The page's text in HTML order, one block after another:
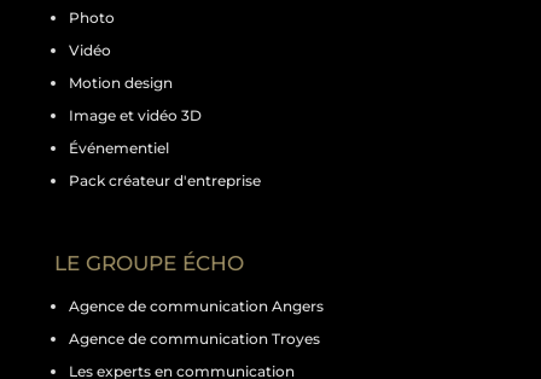
Photo
Vidéo
Motion design
Image et vidéo 3D
Événementiel
Pack créateur d'entreprise
LE GROUPE ÉCHO
Agence de communication Angers
Agence de communication Troyes
Les experts en communication